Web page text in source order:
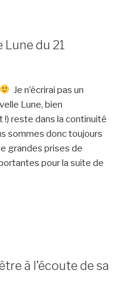
du 21
Je n’écrirai pas un
Lune, bien
!) reste dans la continuité
sommes donc toujours
grandes prises de
pour la suite de
à l’écoute de sa